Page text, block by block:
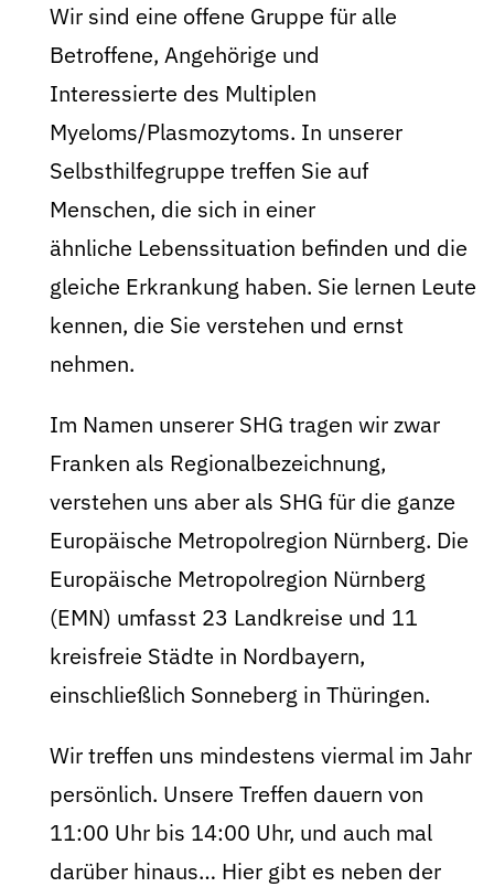
Wir sind eine offene Gruppe für alle
Betroffene, Angehörige und
Interessierte des Multiplen
Myeloms/Plasmozytoms. In unserer
Selbsthilfegruppe treffen Sie auf
Menschen, die sich in einer
ähnliche Lebenssituation befinden und die
gleiche Erkrankung haben. Sie lernen Leute
kennen, die Sie verstehen und ernst
nehmen.
Im Namen unserer SHG tragen wir zwar
Franken als Regionalbezeichnung,
verstehen uns aber als SHG für die ganze
Europäische Metropolregion Nürnberg. Die
Europäische Metropolregion Nürnberg
(EMN) umfasst 23 Landkreise und 11
kreisfreie Städte in Nordbayern,
einschließlich Sonneberg in Thüringen.
Wir treffen uns mindestens viermal im Jahr
persönlich. Unsere Treffen dauern von
11:00 Uhr bis 14:00 Uhr, und auch mal
darüber hinaus… Hier gibt es neben der